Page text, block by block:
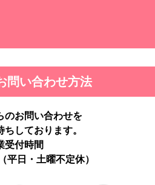
問い合わせ方法
のお問い合わせを
ちしております。
受付時間
平日・土曜不定休）